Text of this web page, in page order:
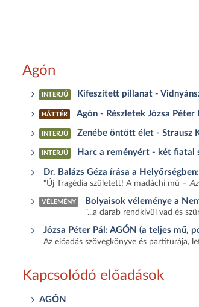
Agón
INTERJÚ Kifeszített pillanat -
HÁTTÉR Agón - Részletek Józsa Péter
INTERJÚ Zenébe öntött élet - Strausz
INTERJÚ Harc a reményért - két fiatal
Dr. Balázs Géza írása a
"Új Tragédia született! A madáchi mű –
VÉLEMÉNY Bolyaisok véleménye a
"...a darab rendkívül vad és
Józsa Péter Pál: AGÓN (a teljes mű,
Az előadás szövegkönyve és partiturája,
Kapcsolódó előadások
AGÓN